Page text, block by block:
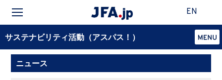
EN
サステナビリティ活動（アスパス！）
ニュース